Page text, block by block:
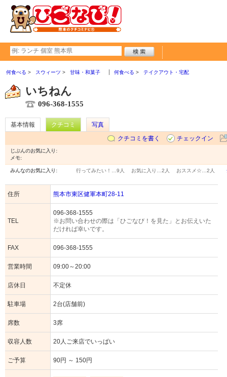
何食べる スウィーツ 甘味・和菓子 何食べる テイクアウト・宅配
いちねん
096-368-1555
基本情報 クチコミ
写真
クチコミを書く
チェックイン
じぶんのお気に入り:
メモ:
みんなのお気に入り: 行ってみたい！… 9人 お気に入り… 2人 おススメ☆… 2人
住所 熊本市東区健軍本町28-11
TEL
096-368-1555
※お問い合わせの際は「ひごなび！を見た」とお伝えいた
だければ幸いです。
FAX 096-368-1555
営業時間 09:00～20:00
店休日 不定休
駐車場 2台(店舗前)
席数 3席
収容人数 20人ご来店でいっぱい
ご予算 90円 ～ 150円